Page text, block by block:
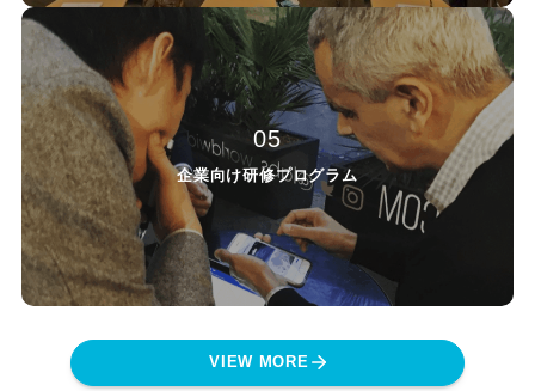
05
企業向け研修プログラム
VIEW MORE